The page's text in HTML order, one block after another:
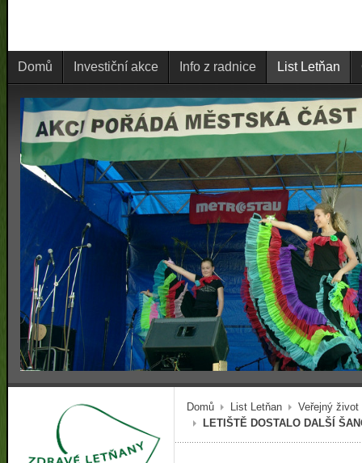
Domů Investiční akce Info z radnice List Letňan
Domů List Letňan
Veřejný život
LETIŠTĚ DOSTALO DALŠÍ